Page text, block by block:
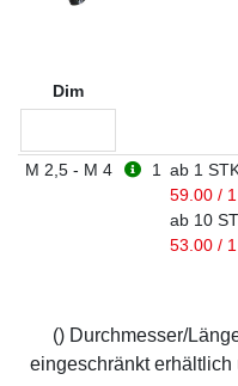
Dim
M 2,5 - M 4 1
ab 1
59.00 / 1
ab 10
53.00 / 1
() Durchmesser/
eingeschränkt